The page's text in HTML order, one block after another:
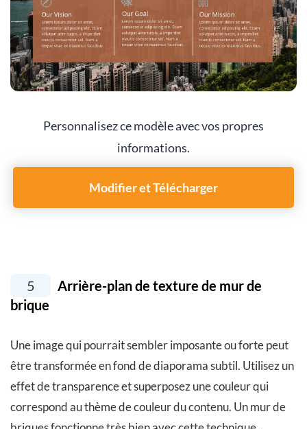
Personnalisez ce modèle avec vos propres
informations.
Modifier et Télécharger
5
Arrière-plan de texture de mur de
brique
Une image qui pourrait sembler imposante ou forte peut
être transformée en fond de diaporama subtil. Utilisez un
effet de transparence et superposez une couleur qui
correspond au thème de couleur du contenu. Un mur de